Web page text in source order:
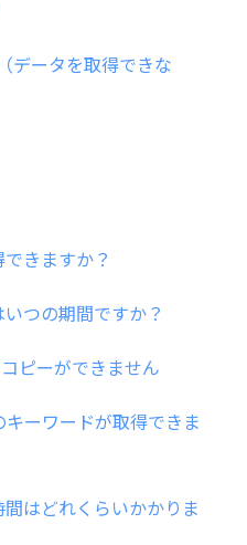
データを取得できな
きますか？
つの期間ですか？
ピーができません
ーワードが取得できま
はどれくらいかかりま